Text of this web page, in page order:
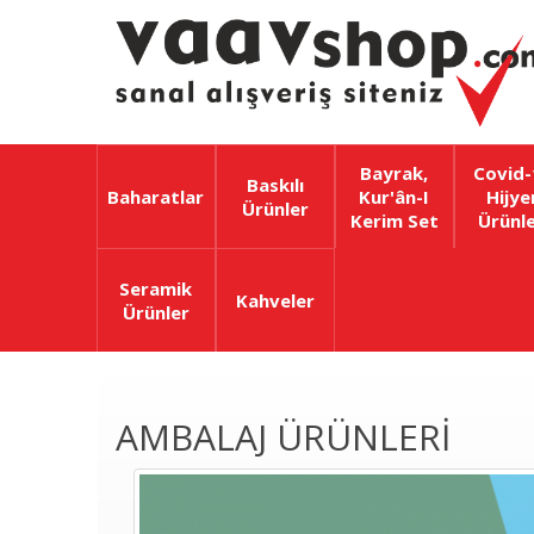
Baharatlar
Baskılı
Ürünler
Bayrak,
Kur'ân-I
Kerim Set
Seramik
Ürünler
Kahveler
AMBALAJ ÜRÜNLERI